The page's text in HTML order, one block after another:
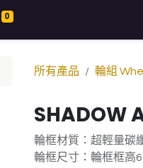
0
所有產品 輪組
SHADOW
輪框材質：超輕量碳
輪框尺寸：輪框框高